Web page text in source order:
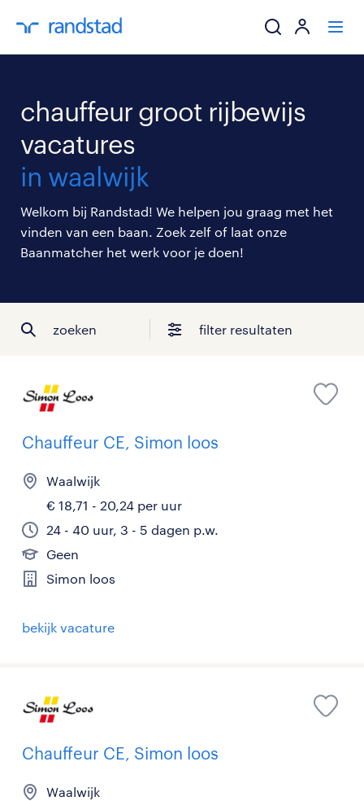
ik zoek een
over randstad
chauffeur groot rijbewijs
vacatures
in waalwijk
Welkom bij Randstad! We helpen jou graag met het
vinden van een baan. Zoek zelf of laat onze
Baanmatcher het werk voor je doen!
zoeken filter resultaten
Chauffeur CE, Simon loos
Waalwijk
€ 18,71 - 20,24 per uur
24 - 40 uur, 3 - 5 dagen p.w.
Geen
Simon loos
bekijk vacature
Chauffeur CE, Simon loos
Waalwijk